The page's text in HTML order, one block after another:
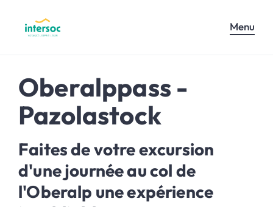
Menu
Oberalppass -
Pazolastock
Faites de votre excursion
d'une journée au col de
l'Oberalp une expérience